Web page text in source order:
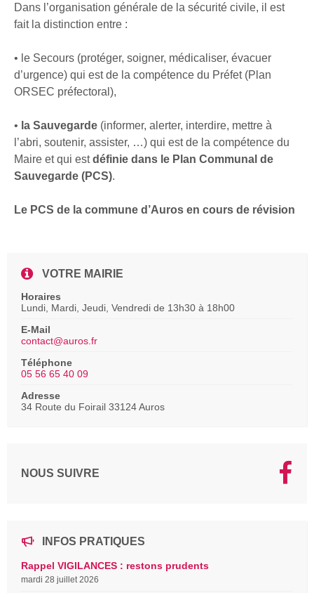
Dans l’organisation générale de la sécurité civile, il est
fait la distinction entre :
• le Secours (protéger, soigner, médicaliser, évacuer
d’urgence) qui est de la compétence du Préfet (Plan
ORSEC préfectoral),
• la Sauvegarde (informer, alerter, interdire, mettre à
l’abri, soutenir, assister, …) qui est de la compétence du
Maire et qui estdéfinie dans le Plan Communal de
Sauvegarde (PCS).
Le PCS de la commune d’Auros en cours de révision
VOTRE MAIRIE
Horaires
Lundi, Mardi, Jeudi, Vendredi de 13h30 à 18h00
E-Mail
contact@auros.fr
Téléphone
05 56 65 40 09
Adresse
34 Route du Foirail 33124 Auros
NOUS SUIVRE
INFOS PRATIQUES
Rappel VIGILANCES : restons prudents
mardi 28 juillet 2026